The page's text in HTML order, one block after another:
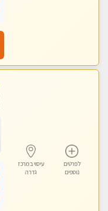
לפרטים
נוספים
עיסוי במרכז
גדרה